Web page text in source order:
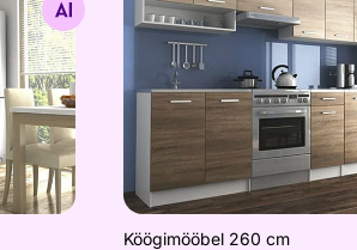
Köögimööbel 260 cm